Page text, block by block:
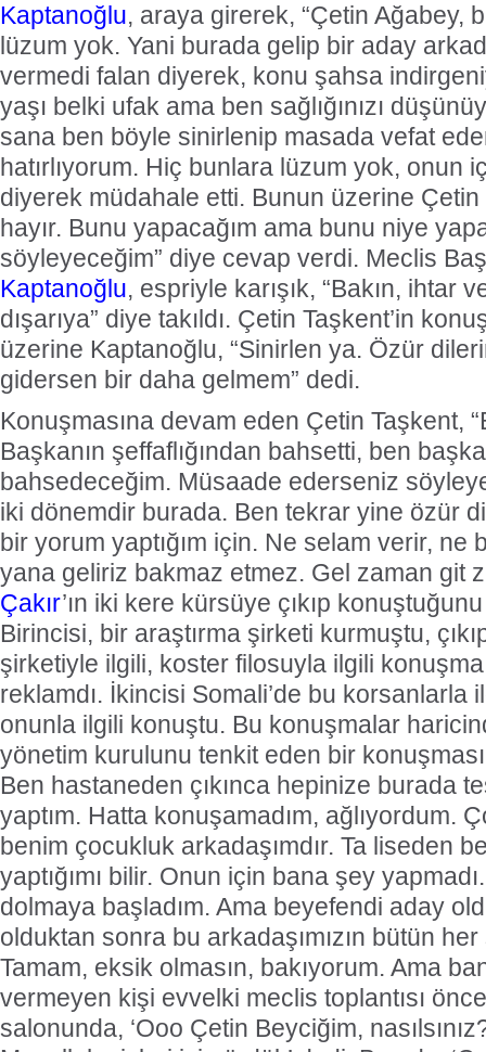
Kaptanoğlu, araya girerek, “Çetin Ağabey,
lüzum yok. Yani burada gelip bir aday
vermedi falan diyerek, konu şahsa
yaşı belki ufak ama ben sağlığınızı
sana ben böyle sinirlenip masada vefat
hatırlıyorum. Hiç bunlara lüzum yok, onun
diyerek müdahale etti. Bunun üzerine Çetin
hayır. Bunu yapacağım ama bunu niye
söyleyeceğim” diye cevap verdi. Meclis
Kaptanoğlu, espriyle karışık, “Bakın, ihtar
dışarıya” diye takıldı. Çetin Taşkent’in
üzerine Kaptanoğlu, “Sinirlen ya. Özür
gidersen bir daha gelmem” dedi.
Konuşmasına devam eden Çetin Taşkent,
Başkanın şeffaflığından bahsetti, ben
bahsedeceğim. Müsaade ederseniz
iki dönemdir burada. Ben tekrar yine özür
bir yorum yaptığım için. Ne selam verir, ne
yana geliriz bakmaz etmez. Gel zaman git
Çakır’ın iki kere kürsüye çıkıp
Birincisi, bir araştırma şirketi kurmuştu,
şirketiyle ilgili, koster filosuyla ilgili
reklamdı. İkincisi Somali’de bu korsanlarla
onunla ilgili konuştu. Bu konuşmalar
yönetim kurulunu tenkit eden bir
Ben hastaneden çıkınca hepinize burada
yaptım. Hatta konuşamadım, ağlıyordum.
benim çocukluk arkadaşımdır. Ta liseden
yaptığımı bilir. Onun için bana şey
dolmaya başladım. Ama beyefendi aday
olduktan sonra bu arkadaşımızın bütün
Tamam, eksik olmasın, bakıyorum. Ama
vermeyen kişi evvelki meclis toplantısı
salonunda, ‘Ooo Çetin Beyciğim,